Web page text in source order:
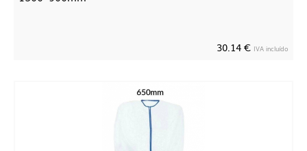
30.14 € IVA incluído